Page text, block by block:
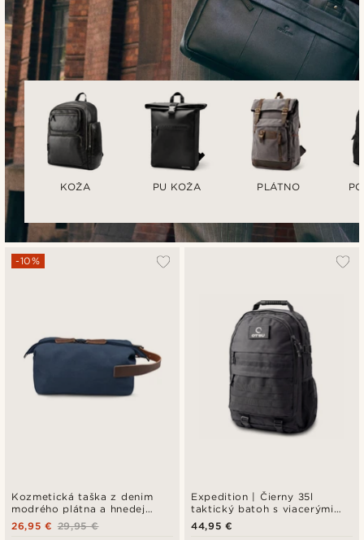
Kozmetická taška z denim
modrého plátna a hnedej
kože
-10%
29,95 €
26,95 €
Expedition | Čierny 35l
taktický batoh s viacerými
priehradkami a panelom na
nášivky
44,95 €
KOŽA PU KOŽA PLÁTNO